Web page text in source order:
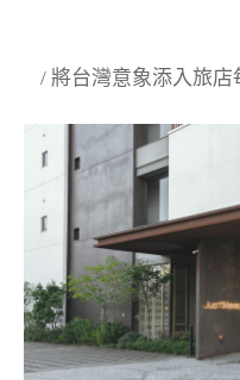
/ 將台灣意象添入旅